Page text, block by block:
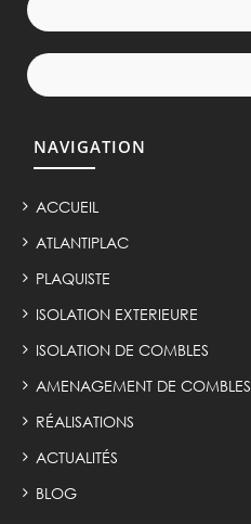
NAVIGATION
ACCUEIL
ATLANTIPLAC
PLAQUISTE
ISOLATION EXTERIEURE
ISOLATION DE COMBLES
AMENAGEMENT DE COMBLES
RÉALISATIONS
ACTUALITÉS
BLOG